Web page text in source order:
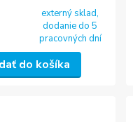
externý sklad,
dodanie do 5
pracovných dní
do košíka